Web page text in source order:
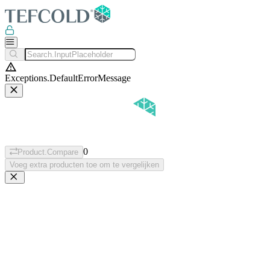
Exceptions.DefaultErrorMessage
Product.Compare 0
Voeg extra producten toe om te vergelijken